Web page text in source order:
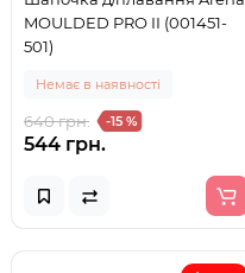
MOULDED PRO II (001451-
501)
Немає в наявності
640 грн. -15 %
544 грн.